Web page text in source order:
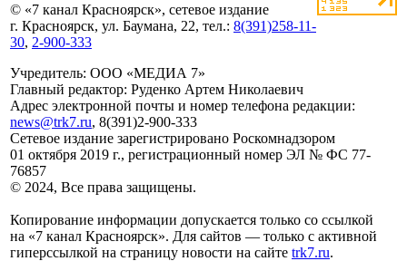
© «7 канал Красноярск», сетевое издание
г. Красноярск, ул. Баумана, 22, тел.: 8(391)258-11-
30, 2-900-333
Учредитель: ООО «МЕДИА 7»
Главный редактор: Руденко Артем Николаевич
Адрес электронной почты и номер телефона редакции:
news@trk7.ru, 8(391)2-900-333
Сетевое издание зарегистрировано Роскомнадзором
01 октября 2019 г., регистрационный номер ЭЛ № ФС 77-
76857
© 2024, Все права защищены.
Копирование информации допускается только со ссылкой
на «7 канал Красноярск». Для сайтов — только с активной
гиперссылкой на страницу новости на сайте trk7.ru.